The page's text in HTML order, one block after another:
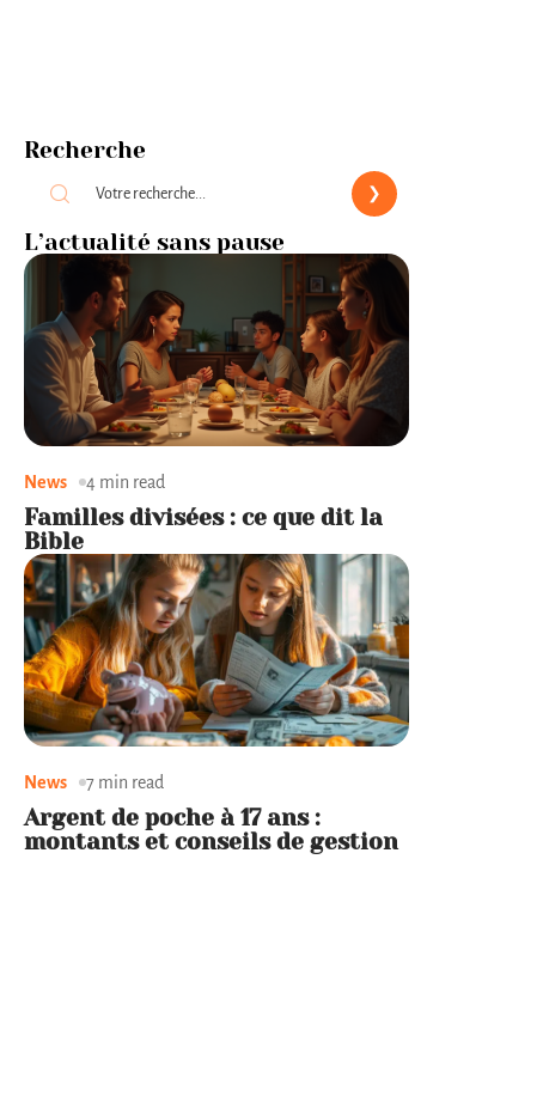
Recherche
L’actualité sans pause
News 4 min read
Familles divisées : ce que dit la
Bible
News 7 min read
Argent de poche à 17 ans :
montants et conseils de gestion